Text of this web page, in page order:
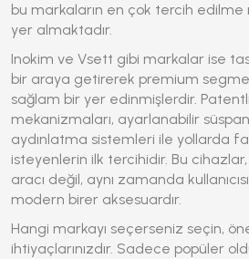
bu markaların en çok tercih edilme
yer almaktadır.
Inokim ve Vsett gibi markalar ise
bir araya getirerek premium
sağlam bir yer edinmişlerdir.
mekanizmaları, ayarlanabilir
aydınlatma sistemleri ile yollarda
isteyenlerin ilk tercihidir. Bu
aracı değil, aynı zamanda
modern birer aksesuardır.
Hangi markayı seçerseniz seçin,
ihtiyaçlarınızdır. Sadece popüler